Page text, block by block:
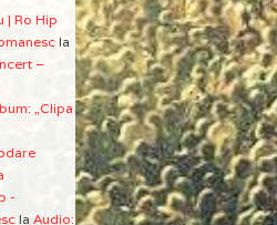
| Ro Hip
la
–
„Clipa
-
la Audio: